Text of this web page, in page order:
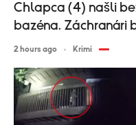
Chlapca (4) našli
bazéna. Záchranári
2 hours ago Krimi